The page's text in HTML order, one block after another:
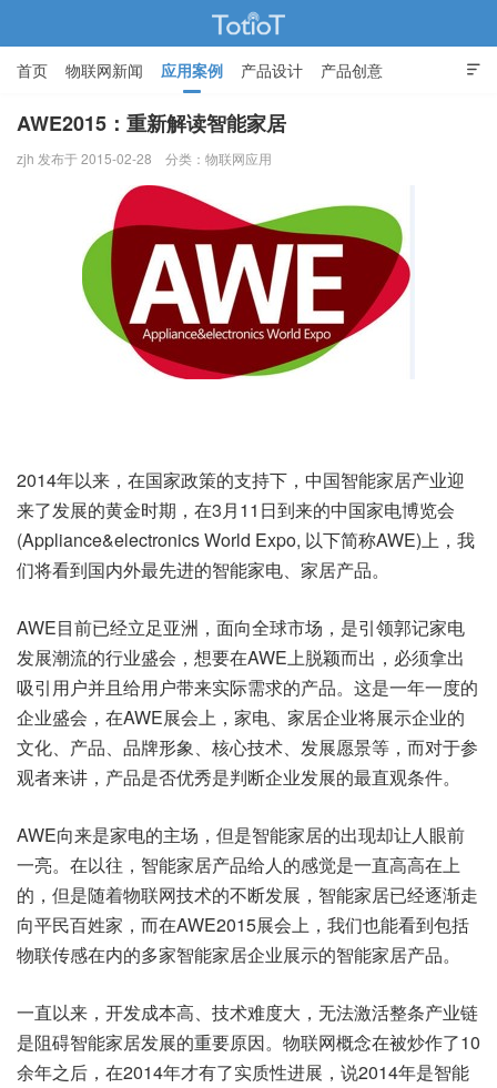
物联网的那些事 - Totiot

首页 物联网新闻 应用案例 产品设计 产品创意
智能家居
AWE2015：重新解读智能家居
zjh 发布于 2015-02-28 分类： 物联网应用
2014年以来，在国家政策的支持下，中国智能家居产业迎
来了发展的黄金时期，在3月11日到来的中国家电博览会
(Appliance&electronics World Expo, 以下简称AWE)上，我
们将看到国内外最先进的智能家电、家居产品。
AWE目前已经立足亚洲，面向全球市场，是引领郭记家电
发展潮流的行业盛会，想要在AWE上脱颖而出，必须拿出
吸引用户并且给用户带来实际需求的产品。这是一年一度的
企业盛会，在AWE展会上，家电、家居企业将展示企业的
文化、产品、品牌形象、核心技术、发展愿景等，而对于参
观者来讲，产品是否优秀是判断企业发展的最直观条件。
AWE向来是家电的主场，但是智能家居的出现却让人眼前
一亮。在以往，智能家居产品给人的感觉是一直高高在上
的，但是随着物联网技术的不断发展，智能家居已经逐渐走
向平民百姓家，而在AWE2015展会上，我们也能看到包括
物联传感在内的多家智能家居企业展示的智能家居产品。
一直以来，开发成本高、技术难度大，无法激活整条产业链
是阻碍智能家居发展的重要原因。物联网概念在被炒作了10
余年之后，在2014年才有了实质性进展，说2014年是智能